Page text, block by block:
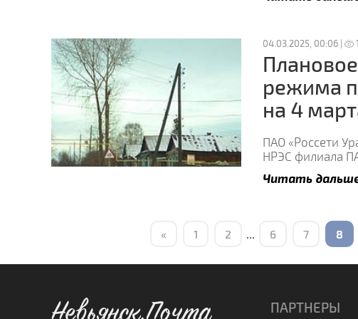
04.03.2025, 00:06 |
режима
на 4
ПАО «Россети
НРЭС филиала
Читать
« 1 2 ... 6 7 8
Невьянск.Почта ПАРТНЕРЫ